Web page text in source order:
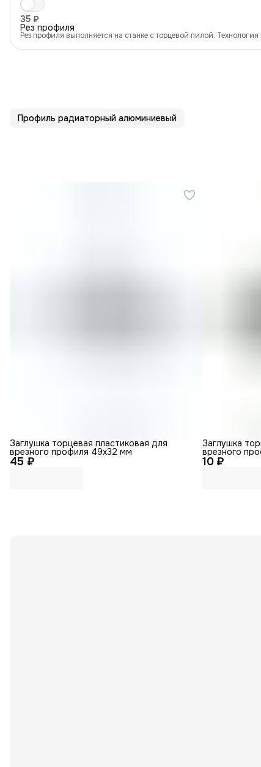
35 ₽
Рез профиля
Рез профиля выполняется на станке с торцевой пилой.
Профиль радиаторный алюминиевый
45 ₽
Заглушка торцевая пластиковая для
врезного профиля 49х32 мм
10 ₽
Заглушка
врезного